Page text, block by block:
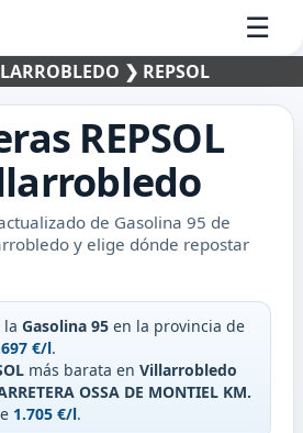
☰
❯ REPSOL
REPSOL
de Gasolina 95 de
y elige dónde repostar
la Gasolina 95 en la provincia de
€/l.
más barata en Villarrobledo
OSSA DE MONTIEL KM.
1.705 €/l.